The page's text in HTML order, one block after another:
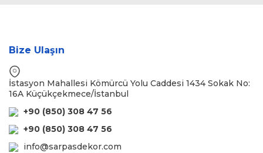
Bize Ulaşın
İstasyon Mahallesi Kömürcü Yolu Caddesi 1434 Sokak No:
16A Küçükçekmece/İstanbul
+90 (850) 308 47 56
+90 (850) 308 47 56
info@sarpasdekor.com